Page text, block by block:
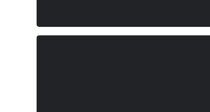
összegyűjtött esővizet a
virágágyások,